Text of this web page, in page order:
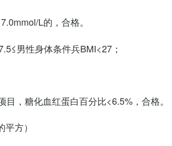
L的，合格。
男性身体条件兵BMI<27；
，糖化血红蛋白百分比<6.5%，合格。
方）